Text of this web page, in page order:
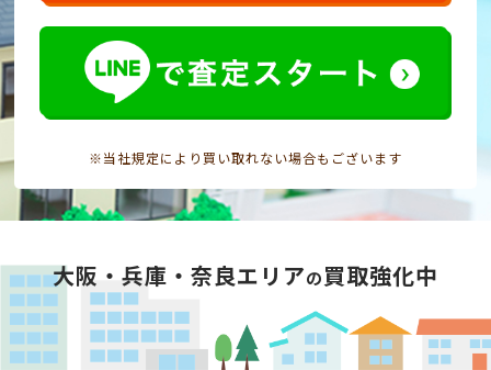
※当社規定により買い取れない場合もございます
大阪・兵庫・奈良エリアの買取強化中